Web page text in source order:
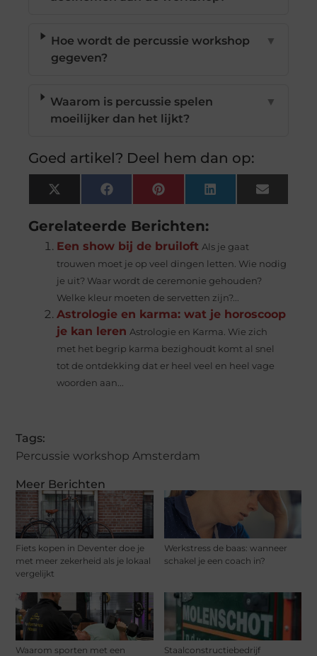
Meer Berichten
Fiets kopen in Deventer doe je
met meer zekerheid als je lokaal
vergelijkt
Werkstress de baas: wanneer
schakel je een coach in?
Waarom sporten met een
Staalconstructiebedrijf
Hoe wordt de percussie workshop
gegeven?
▼
Waarom is percussie spelen
moeilijker dan het lijkt?
▼
Goed artikel? Deel hem dan op:
X
(Twitter)
FacebookPinterestLinkedInEmail
Gerelateerde Berichten:
Een show bij de bruiloft Als je gaat
trouwen moet je op veel dingen letten. Wie nodig
je uit? Waar wordt de ceremonie gehouden?
Welke kleur moeten de servetten zijn?...
Astrologie en karma: wat je horoscoop
je kan leren Astrologie en Karma. Wie zich
met het begrip karma bezighoudt komt al snel
tot de ontdekking dat er heel veel en heel vage
woorden aan...
Tags:
Percussie workshop Amsterdam